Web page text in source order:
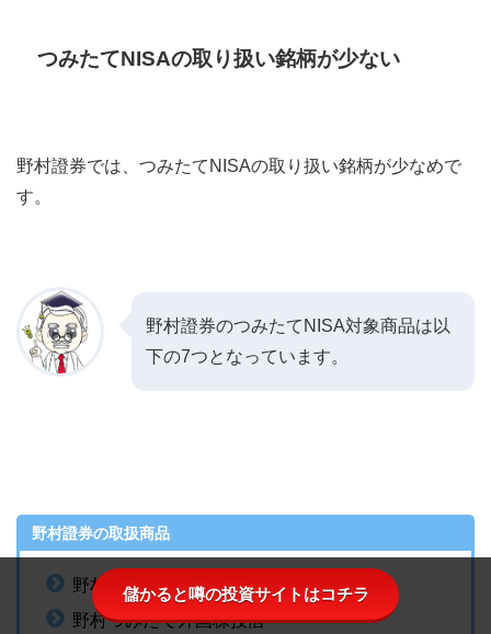
つみたてNISAの取り扱い銘柄が少ない
野村證券では、つみたてNISAの取り扱い銘柄が少なめで
す。
野村證券のつみたてNISA対象商品は以
下の7つとなっています。
野村證券の取扱商品
野村スリーゼロ先進国株式投信
野村つみたて外国株投信
儲かると噂の投資サイトはコチラ